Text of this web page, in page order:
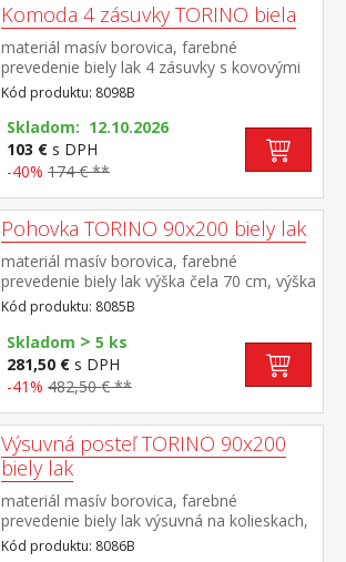
Komoda 4 zásuvky TORINO biela
materiál masív borovica, farebné
prevedenie biely lak 4 zásuvky s kovovými
pojazdmi
Kód produktu: 8098B
Skladom: 12.10.2026
103 € s DPH
-40% 174 € **
Pohovka TORINO 90x200 biely lak
materiál masív borovica, farebné
prevedenie biely lak výška čela 70 cm, výška
sedu 42 cm, cena bez roštu a
matraca minimálna odporúčaná výška
matraca 15 cm odporúčaný rozmer
matraca 90 × 200 cm a rošt R1 k pohovke
možno dokúpiť výsuvnú prístelku TORINO
8086B alebo 8086BK
Kód produktu: 8085B
Skladom > 5 ks
281,50 € s DPH
-41% 482,50 € **
Výsuvná posteľ TORINO 90x200
biely lak
materiál masív borovica, farebné
prevedenie biely lak výsuvná na kolieskach,
cena bez matraca maximálna odporúčaná
Kód produktu: 8086B